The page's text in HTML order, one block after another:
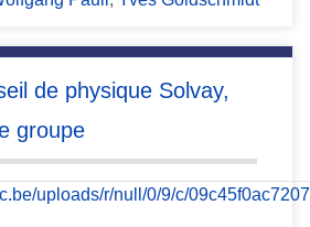
de physique Solvay,
groupe